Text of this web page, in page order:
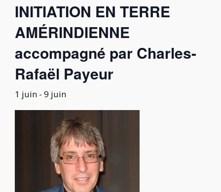
INITIATION EN TERRE
AMÉRINDIENNE
accompagné par Charles-
Rafaël Payeur
1 juin - 9 juin